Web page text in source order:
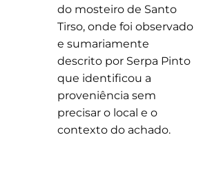
do mosteiro de Santo
Tirso, onde foi observado
e sumariamente
descrito por Serpa Pinto
que identificou a
proveniência sem
precisar o local e o
contexto do achado.